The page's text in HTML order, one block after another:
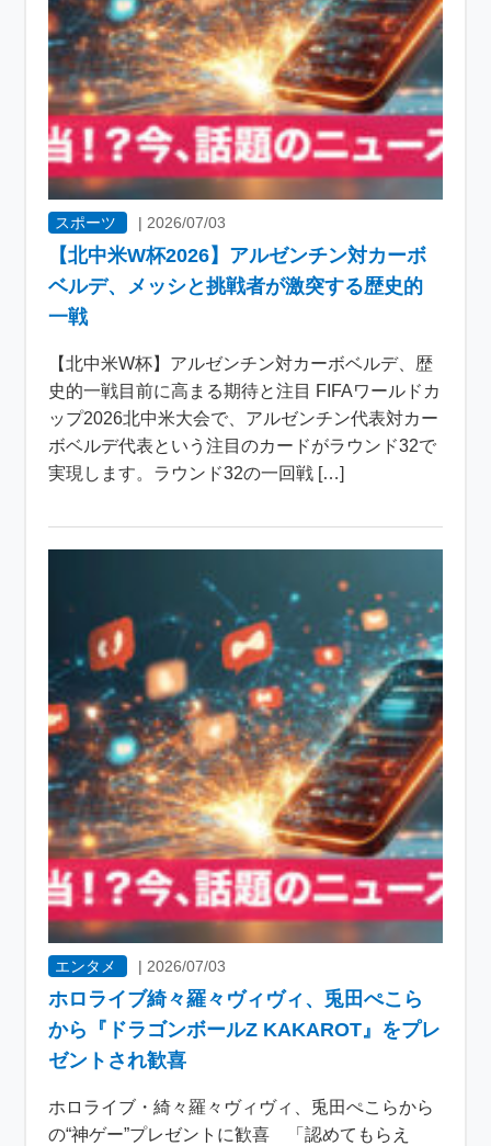
スポーツ | 2026/07/03
【北中米W杯2026】アルゼンチン対カーボ
ベルデ、メッシと挑戦者が激突する歴史的
一戦
【北中米W杯】アルゼンチン対カーボベルデ、歴
史的一戦目前に高まる期待と注目 FIFAワールドカ
ップ2026北中米大会で、アルゼンチン代表対カー
ボベルデ代表という注目のカードがラウンド32で
実現します。ラウンド32の一回戦 […]
エンタメ |2026/07/03
ホロライブ綺々羅々ヴィヴィ、兎田ぺこら
から『ドラゴンボールZ KAKAROT』をプレ
ゼントされ歓喜
ホロライブ・綺々羅々ヴィヴィ、兎田ぺこらから
の“神ゲー”プレゼントに歓喜 「認めてもらえ